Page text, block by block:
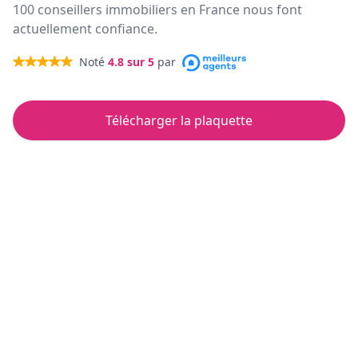
100 conseillers immobiliers en France nous font
actuellement confiance.
Noté 4.8 sur 5 par
Télécharger la plaquette